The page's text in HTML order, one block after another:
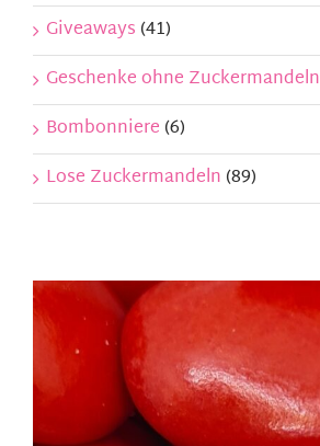
Giveaways (41)
Geschenke ohne Zuckermandeln
Bombonniere (6)
Lose Zuckermandeln (89)